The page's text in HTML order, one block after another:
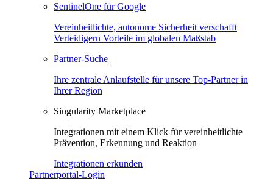
SentinelOne für Google
Vereinheitlichte, autonome Sicherheit verschafft
Verteidigern Vorteile im globalen Maßstab
Partner-Suche
Ihre zentrale Anlaufstelle für unsere Top-Partner in
Ihrer Region
Singularity Marketplace
Integrationen mit einem Klick für vereinheitlichte
Prävention, Erkennung und Reaktion
Integrationen erkunden
Partnerportal-Login